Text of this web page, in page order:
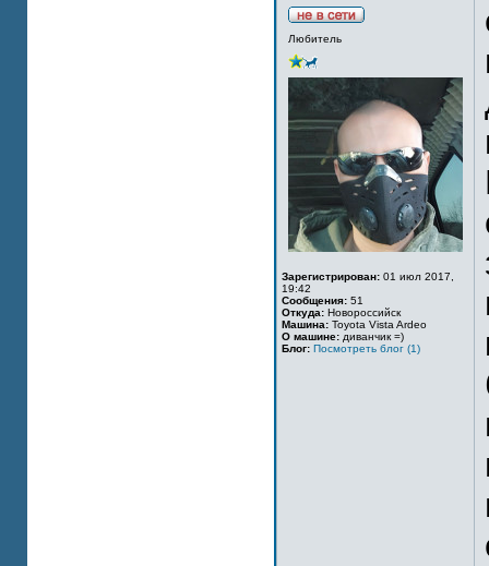
Любитель
Зарегистрирован: 01 июл 2017,
19:42
Сообщения: 51
Откуда: Новороссийск
Машина: Toyota Vista Ardeo
О машине: диванчик =)
Блог: Посмотреть блог (1)